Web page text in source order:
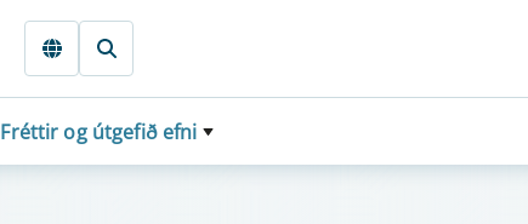
Fréttir og útgefið efni